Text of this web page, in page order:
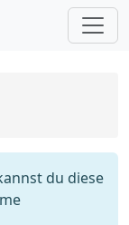
du diese